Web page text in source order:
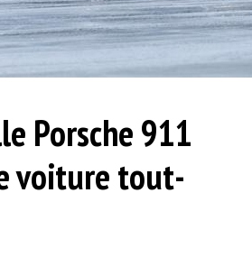
Porsche 911
voiture tout-